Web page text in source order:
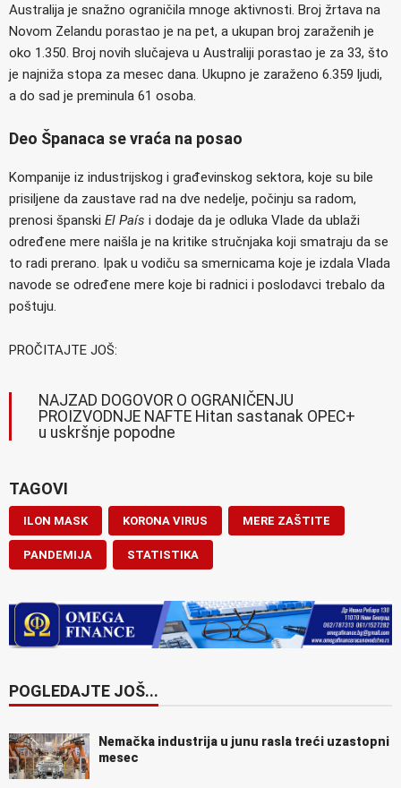
Australija je snažno ograničila mnoge aktivnosti. Broj žrtava na
Novom Zelandu porastao je na pet, a ukupan broj zaraženih je
oko 1.350. Broj novih slučajeva u Australiji porastao je za 33, što
je najniža stopa za mesec dana. Ukupno je zaraženo 6.359 ljudi,
a do sad je preminula 61 osoba.
Deo Španaca se vraća na posao
Kompanije iz industrijskog i građevinskog sektora, koje su bile
prisiljene da zaustave rad na dve nedelje, počinju sa radom,
prenosi španski El País i dodaje da je odluka Vlade da ublaži
određene mere naišla je na kritike stručnjaka koji smatraju da se
to radi prerano. Ipak u vodiču sa smernicama koje je izdala Vlada
navode se određene mere koje bi radnici i poslodavci trebalo da
poštuju.
PROČITAJTE JOŠ:
NAJZAD DOGOVOR O OGRANIČENJU
PROIZVODNJE NAFTE Hitan sastanak OPEC+
u uskršnje popodne
TAGOVI
ILON MASK KORONA VIRUS MERE ZAŠTITE
PANDEMIJA STATISTIKA
POGLEDAJTE JOŠ...
Nemačka industrija u junu rasla treći uzastopni
mesec